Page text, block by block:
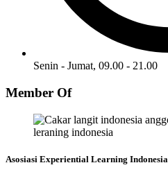
Senin - Jumat, 09.00 - 21.00
Member Of
Asosiasi Experiential Learning Indonesia